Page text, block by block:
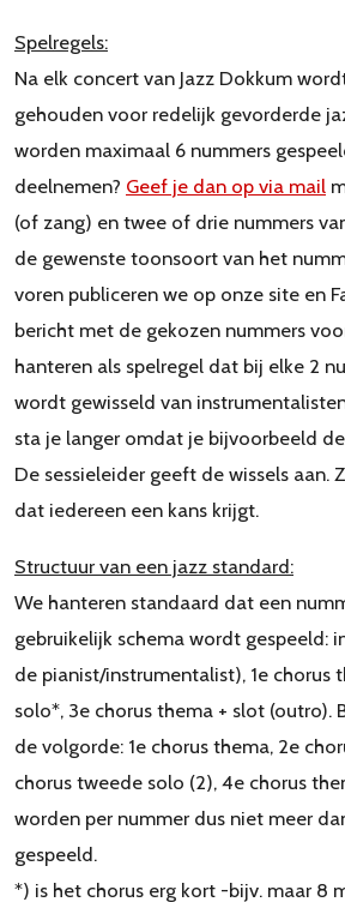
Spelregels:
Na elk concert van Jazz Dokkum
gehouden voor redelijk gevorderde
worden maximaal 6 nummers
deelnemen? Geef je dan op via mail
(of zang) en twee of drie nummers
de gewenste toonsoort van het
voren publiceren we op onze site en
bericht met de gekozen nummers
hanteren als spelregel dat bij elke 2
wordt gewisseld van
sta je langer omdat je bijvoorbeeld
De sessieleider geeft de wissels aan.
dat iedereen een kans krijgt.
Structuur van een jazz standard:
We hanteren standaard dat een
gebruikelijk schema wordt gespeeld:
de pianist/instrumentalist), 1e chorus
solo*, 3e chorus thema + slot (outro).
de volgorde: 1e chorus thema, 2e
chorus tweede solo (2), 4e chorus
worden per nummer dus niet meer
gespeeld.
*) is het chorus erg kort -bijv. maar 8